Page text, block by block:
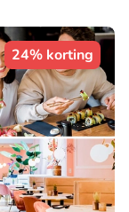
24% korting